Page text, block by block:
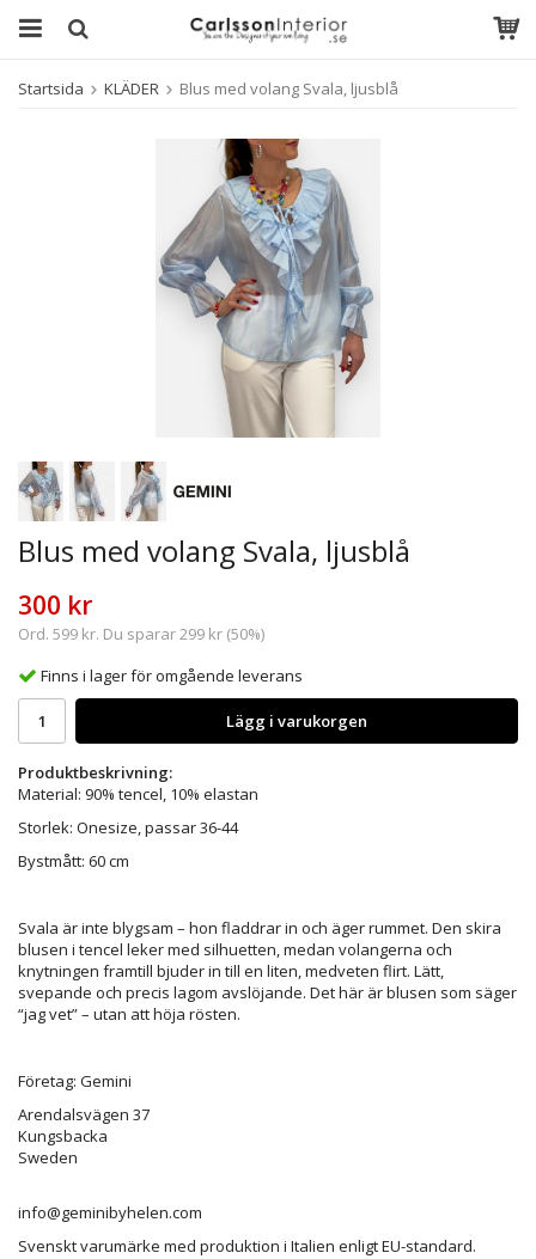
Startsida KLÄDER Blus med volang Svala, ljusblå
Blus med volang Svala, ljusblå
300 kr
Ord. 599 kr. Du sparar299 kr (50%)
Finns i lager för omgående leverans
Lägg i varukorgen
Produktbeskrivning:
Material: 90% tencel, 10% elastan
Storlek: Onesize, passar 36-44
Bystmått: 60 cm
Svala är inte blygsam – hon fladdrar in och äger rummet. Den skira
blusen i tencel leker med silhuetten, medan volangerna och
knytningen framtill bjuder in till en liten, medveten flirt. Lätt,
svepande och precis lagom avslöjande. Det här är blusen som säger
“jag vet” – utan att höja rösten.
Företag: Gemini
Arendalsvägen 37
Kungsbacka
Sweden
info@geminibyhelen.com
Svenskt varumärke med produktion i Italien enligt EU-standard.